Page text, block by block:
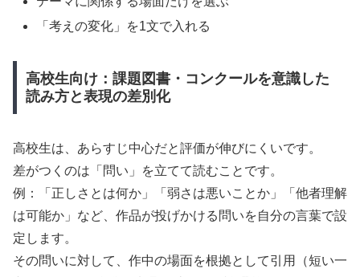
「考えの変化」を1文で入れる
高校生向け：課題図書・コンクールを意識した
読み方と表現の差別化
高校生は、あらすじ中心だと評価が伸びにくいです。
差がつくのは「問い」を立てて読むことです。
例：「正しさとは何か」「弱さは悪いことか」「他者理解
は可能か」など、作品が投げかける問いを自分の言葉で設
定します。
その問いに対して、作中の場面を根拠として引用（短い一